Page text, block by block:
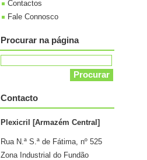
Contactos
Fale Connosco
Procurar na página
Contacto
Plexicril [Armazém Central]
Rua N.ª S.ª de Fátima, nº 525
Zona Industrial do Fundão